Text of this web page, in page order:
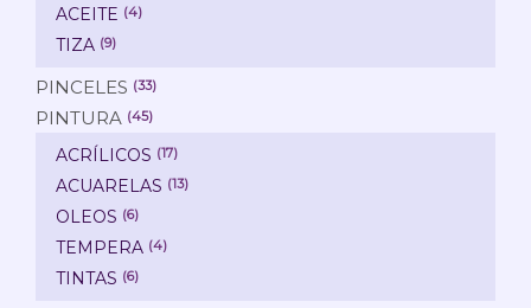
ACEITE (4)
TIZA (9)
PINCELES (33)
PINTURA (45)
ACRÍLICOS (17)
ACUARELAS (13)
OLEOS (6)
TEMPERA (4)
TINTAS (6)